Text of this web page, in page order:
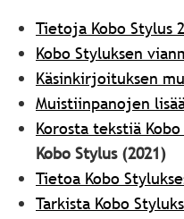
Tietoja Kobo Stylus
Kobo Styluksen
Käsinkirjoituksen
Muistiinpanojen
Korosta tekstiä
Kobo Stylus (2021)
Tietoa Kobo
Tarkista Kobo